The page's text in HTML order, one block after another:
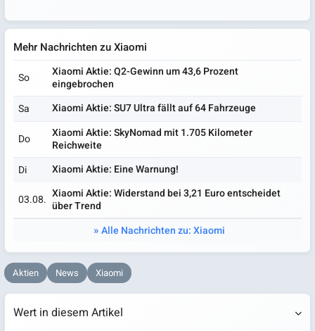
Mehr Nachrichten zu Xiaomi
So
Xiaomi Aktie: Q2-Gewinn um 43,6 Prozent
eingebrochen
Sa
Xiaomi Aktie: SU7 Ultra fällt auf 64 Fahrzeuge
Do
Xiaomi Aktie: SkyNomad mit 1.705 Kilometer
Reichweite
Di
Xiaomi Aktie: Eine Warnung!
03.08. Xiaomi Aktie: Widerstand bei 3,21 Euro entscheidet
über Trend
Alle Nachrichten zu: Xiaomi
Aktien News Xiaomi
Wert in diesem Artikel